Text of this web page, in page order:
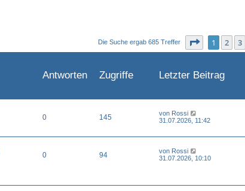
Die Suche ergab 685 Treffer Seite von14
1 2 3
Antworten Zugriffe Letzter Beitrag
0 145 von Rossi
31.07.2026, 11:42
0 94 von Rossi
31.07.2026, 10:10